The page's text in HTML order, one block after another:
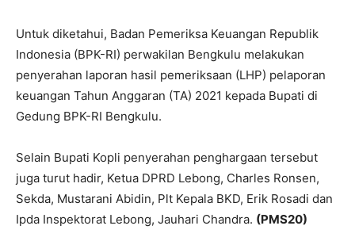
Untuk diketahui, Badan Pemeriksa Keuangan Republik
Indonesia (BPK-RI) perwakilan Bengkulu melakukan
penyerahan laporan hasil pemeriksaan (LHP) pelaporan
keuangan Tahun Anggaran (TA) 2021 kepada Bupati di
Gedung BPK-RI Bengkulu.
Selain Bupati Kopli penyerahan penghargaan tersebut
juga turut hadir, Ketua DPRD Lebong, Charles Ronsen,
Sekda, Mustarani Abidin, Plt Kepala BKD, Erik Rosadi dan
Ipda Inspektorat Lebong, Jauhari Chandra. (PMS20)